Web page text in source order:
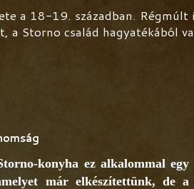
a 18-19. században.
Storno család hagyatékából
konyha ez alkalommal egy
már elkészítettünk, de a